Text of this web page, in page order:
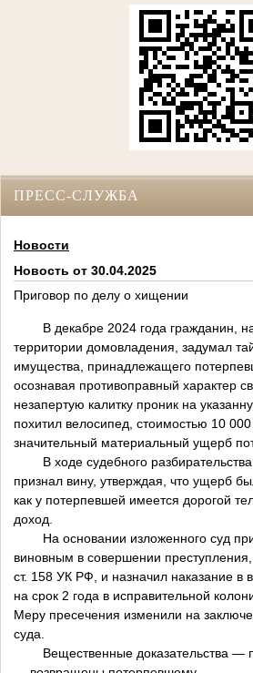
ПРЕСС-СЛУЖБА
Новости
Новость от 30.04.2025
Приговор по делу о хищении
В декабре 2024 года гражданин,
территории домовладения, задумал
имущества, принадлежащего
осознавая противоправный характер
незапертую калитку проник на
похитил велосипед, стоимостью 10
значительный материальный ущерб
В ходе судебного
признал вину, утверждая, что ущерб
как у потерпевшей имеется дорогой
доход.
На основании изложенного суд
виновным в совершении
ст. 158 УК РФ, и назначил наказание в
на срок 2 года в исправительной
Меру пресечения изменили на
суда.
Вещественные доказательства —